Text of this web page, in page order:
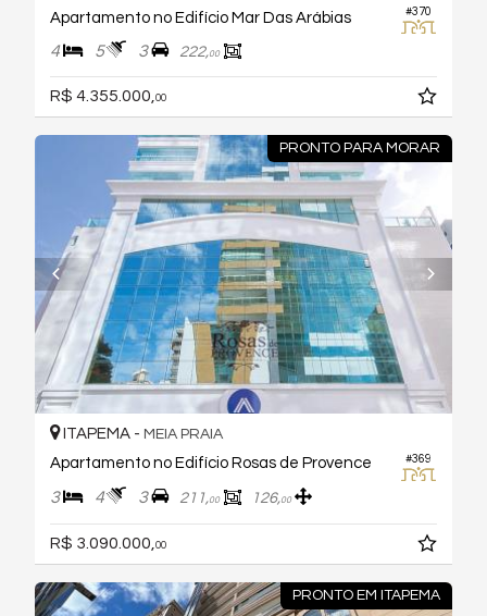
#370
Apartamento no Edifício Mar Das Arábias
4 5 3 222,00
R$ 4.355.000, 00
PRONTO PARA MORAR
#369
ITAPEMA - MEIA PRAIA
Apartamento no Edifício Rosas de Provence
3 4 3 211,00 126,00
R$ 3.090.000,00
PRONTO EM ITAPEMA